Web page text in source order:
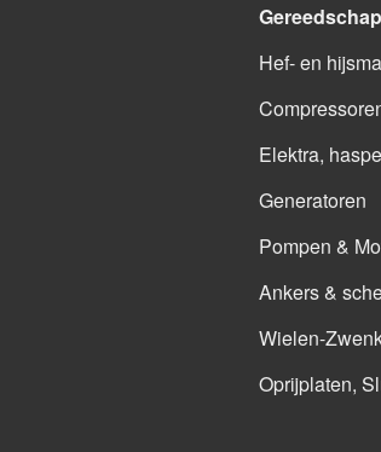
Hef- en
Elektra,
Generatoren
Pompen &
Ankers &
Wielen-
Oprijplaten,